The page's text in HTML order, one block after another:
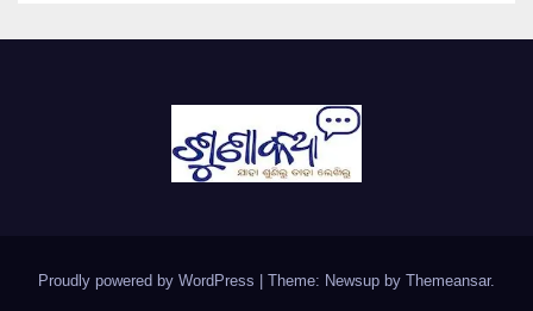
Proudly powered by WordPress Theme: Newsup by Themeansar.